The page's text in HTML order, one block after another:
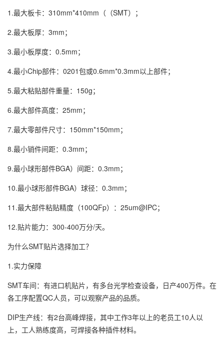
1.最大板卡：310mm*410mm（（SMT）；
2.最大板厚：3mm；
3.最小板厚度：0.5mm；
4.最小Chip部件：0201包或0.6mm*0.3mm以上部件；
5.最大粘贴部件重量：150g；
6.最大部件高度：25mm；
7.最大零部件尺寸：150mm*150mm；
8.最小销件间距：0.3mm；
9.最小球形部件BGA）间距：0.3mm；
10.最小球形部件BGA）球径：0.3mm；
11.最大部件粘贴精度（100QFp）：25um@IPC；
12.贴片能力：300-400万分/天。
为什么SMT贴片选择加工？
1.实力保障
SMT车间：有进口机贴片，有多台光学检查设备，日产400万件。在
各工序配置QC人员，可以观察产品的品质。
DIP生产线：有2台高峰焊接，其中工作3年以上的老员工10人以
上，工人熟练度高，可焊接各种插件材料。